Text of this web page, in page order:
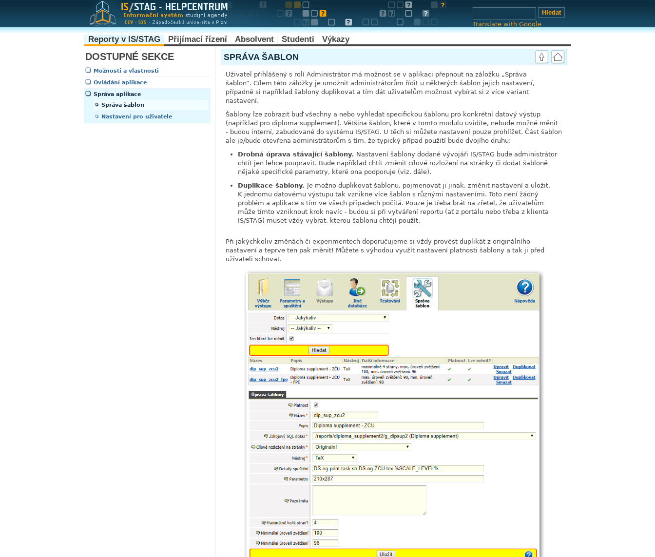
Translate with Google
Reporty v IS/STAG Přijímací řízení Absolvent Studenti Výkazy
DOSTUPNÉ SEKCE
Možnosti a vlastnosti
Ovládání aplikace
Správa aplikace
Správa šablon
Nastavení pro uživatele
SPRÁVA ŠABLON
Uživatel přihlášený s rolí Administrátor má možnost se v aplikaci přepnout na záložku „Správa
šablon“. Cílem této záložky je umožnit administrátorům řídit u některých šablon jejich nastavení,
případně si například šablony duplikovat a tím dát uživatelům možnost vybírat si z více variant
nastavení.
Šablony lze zobrazit buď všechny a nebo vyhledat specifickou šablonu pro konkrétní datový výstup
(například pro diploma supplement). Většina šablon, které v tomto modulu uvidíte, nebude možné měnit
- budou interní, zabudované do systému IS/STAG. U těch si můžete nastavení pouze prohlížet. Část šablon
ale je/bude otevřena administrátorům s tím, že typický případ použití bude dvojího druhu:
Drobná úprava stávající šablony. Nastavení šablony dodané vývojáři IS/STAG bude administrátor
chtít jen lehce poupravit. Bude například chtít změnit cílové rozložení na stránky či dodat šabloně
nějaké specifické parametry, které ona podporuje (viz. dále).
Duplikace šablony. Je možno duplikovat šablonu, pojmenovat ji jinak, změnit nastavení a uložit.
K jednomu datovému výstupu tak vznikne více šablon s různými nastaveními. Toto není žádný
problém a aplikace s tím ve všech případech počítá. Pouze je třeba brát na zřetel, že uživatelům
může tímto vzniknout krok navíc - budou si při vytváření reportu (ať z portálu nebo třeba z klienta
IS/STAG) muset vždy vybrat, kterou šablonu chtějí použít.
Při jakýchkoliv změnách či experimentech doporučujeme si vždy provést duplikát z originálního
nastavení a teprve ten pak měnit! Můžete s výhodou využít nastavení platnosti šablony a tak ji před
uživateli schovat.